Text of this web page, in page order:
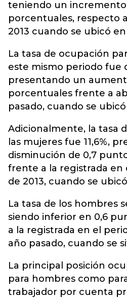
teniendo un
porcentuales, respecto
2013 cuando se ubicó en
La tasa de ocupación
este mismo periodo fue
presentando un
porcentuales frente a
pasado, cuando se ubicó
Adicionalmente, la tasa
las mujeres fue 11,6%,
disminución de 0,7
frente a la registrada en
de 2013, cuando se
La tasa de los hombres
siendo inferior en 0,6
a la registrada en el
año pasado, cuando se
La principal posición
para hombres como
trabajador por cuenta